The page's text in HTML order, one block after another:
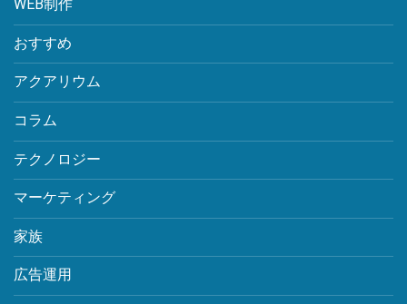
WEB制作
おすすめ
アクアリウム
コラム
テクノロジー
マーケティング
家族
広告運用